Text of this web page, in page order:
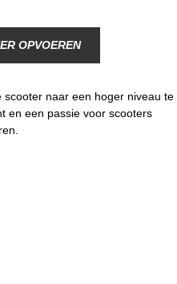
OPVOEREN
scooter naar een hoger niveau te
en een passie voor scooters